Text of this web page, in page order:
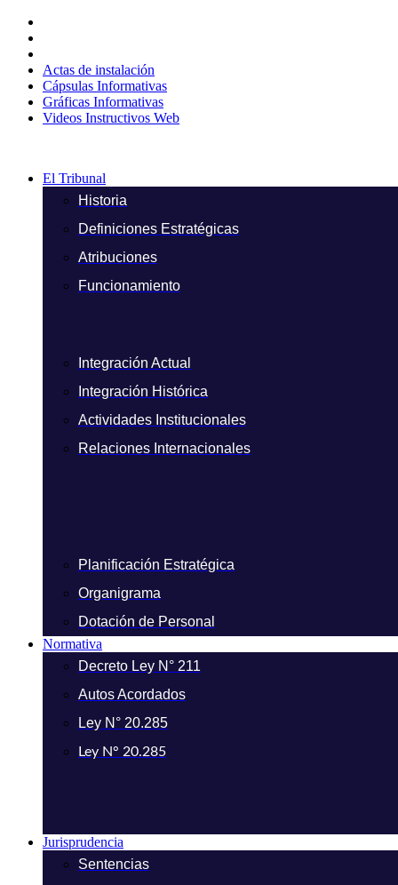
contenido
Actas de instalación
Cápsulas Informativas
Gráficas Informativas
Videos Instructivos Web
El Tribunal
Historia
Definiciones Estratégicas
Atribuciones
Funcionamiento
Integración Actual
Integración Histórica
Actividades Institucionales
Relaciones Internacionales
Planificación Estratégica
Organigrama
Dotación de Personal
Normativa
Decreto Ley N° 211
Autos Acordados
Ley N° 20.285
Ley N° 20.285
Jurisprudencia
Sentencias